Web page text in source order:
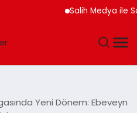
Salih Medya ile
Yeni Dönem: Ebeveyn